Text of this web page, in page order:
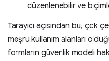
düzenlenebilir ve
Tarayıcı açısından bu, çok
meşru kullanım alanları
formların güvenlik modeli